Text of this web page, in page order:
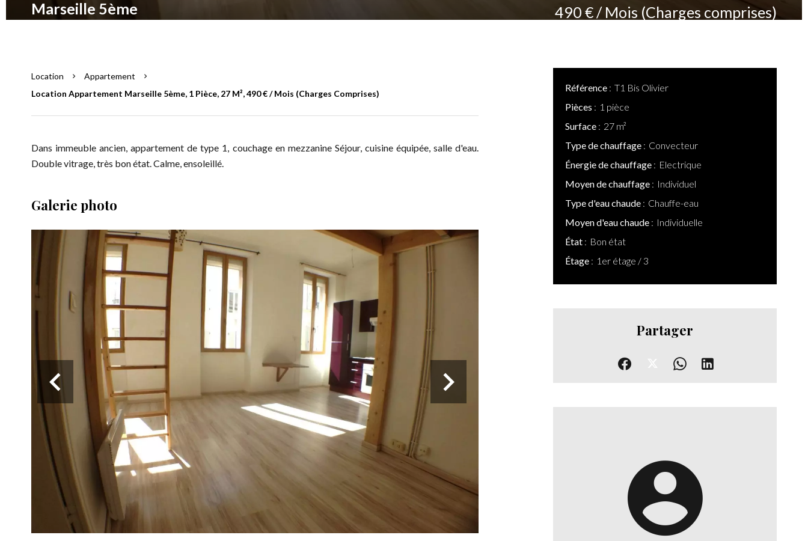
Marseille 5ème 490 € / Mois (Charges comprises)
Location
Appartement
Location Appartement Marseille 5ème, 1 Pièce, 27 M², 490 € / Mois (Charges Comprises)
Dans immeuble ancien, appartement de type 1, couchage en mezzanine Séjour, cuisine équipée, salle d'eau.
Double vitrage, très bon état. Calme, ensoleillé.
Galerie photo
Référence
T1 Bis Olivier
Pièces
1 pièce
Surface
27 m²
Type de chauffage
Convecteur
Énergie de chauffage
Electrique
Moyen de chauffage
Individuel
Type d'eau chaude
Chauffe-eau
Moyen d'eau chaude
Individuelle
État
Bon état
Étage
1er étage / 3
Partager